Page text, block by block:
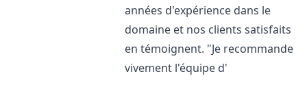
années d'expérience dans le
domaine et nos clients satisfaits
en témoignent. "Je recommande
vivement l'équipe d'